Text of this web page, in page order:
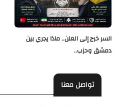
السر خرج إلى العلن.. ماذا يجري بين
دمشق وحزب..
تواصل معنا